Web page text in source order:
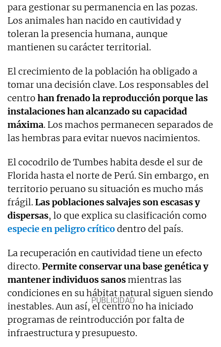
para gestionar su permanencia en las pozas.
Los animales han nacido en cautividad y
toleran la presencia humana, aunque
mantienen su carácter territorial.
El crecimiento de la población ha obligado a
tomar una decisión clave. Los responsables del
centro han frenado la reproducción porque las
instalaciones han alcanzado su capacidad
máxima. Los machos permanecen separados de
las hembras para evitar nuevos nacimientos.
El cocodrilo de Tumbes habita desde el sur de
Florida hasta el norte de Perú. Sin embargo, en
territorio peruano su situación es mucho más
frágil.Las poblaciones salvajes son escasas y
dispersas, lo que explica su clasificación como
especie en peligro críticodentro del país.
La recuperación en cautividad tiene un efecto
directo.Permite conservar una base genética y
mantener individuos sanosmientras las
condiciones en su hábitat natural siguen siendo
inestables. Aun así, el centro no ha iniciado
programas de reintroducción por falta de
infraestructura y presupuesto.